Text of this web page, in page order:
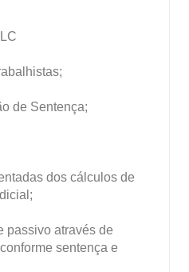
de Sentença;
dos cálculos de
passivo através de
sentença e